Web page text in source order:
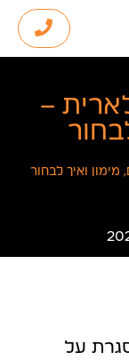
–
ואיך לבחור
על